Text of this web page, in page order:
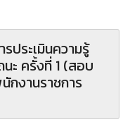
ประเมินความรู้
ะ ครั้งที่ 1 (สอบ
กงานราชการ